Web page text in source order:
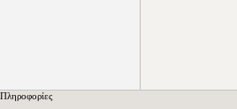
Πληροφορίες